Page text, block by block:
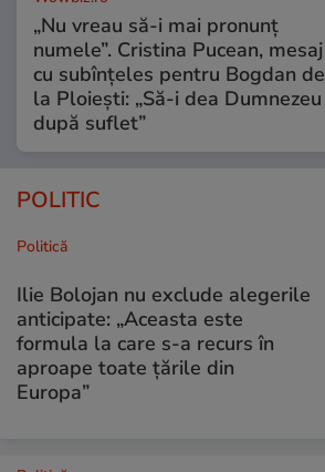
„Nu vreau să-i mai pronunț
numele”. Cristina Pucean, mesaj
cu subînțeles pentru Bogdan de
la Ploiești: „Să-i dea Dumnezeu
după suflet”
POLITIC
Politică
Ilie Bolojan nu exclude alegerile
anticipate: „Aceasta este
formula la care s-a recurs în
aproape toate ţările din
Europa”